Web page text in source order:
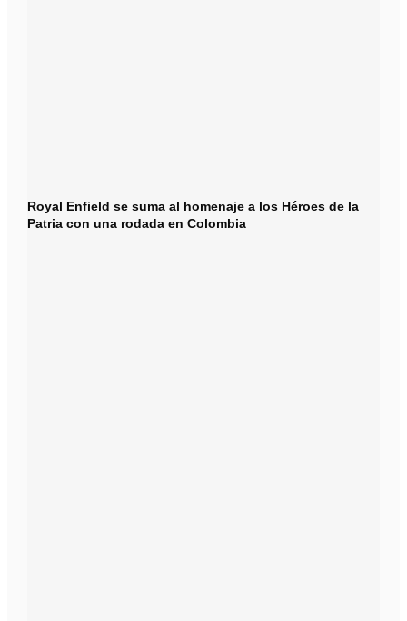
Royal Enfield se suma al homenaje a los Héroes de la
Patria con una rodada en Colombia